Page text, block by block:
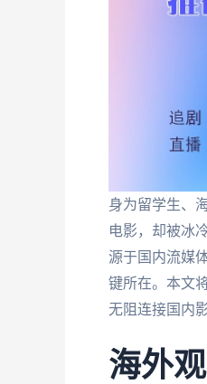
身为留学生、
电影，却被冰
源于国内流媒
键所在。本文
无阻连接国内
海外